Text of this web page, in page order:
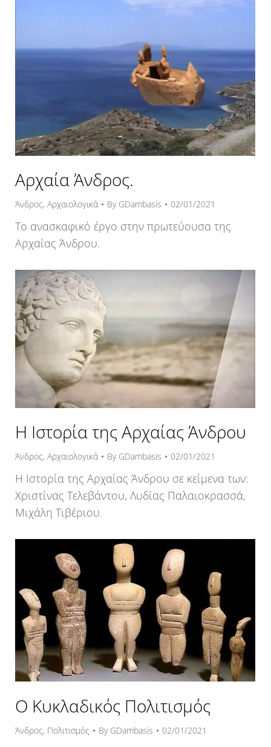
Αρχαία Άνδρος.
Άνδρος, Αρχαιολογικά By GDambasis 02/01/2021
Το ανασκαφικό έργο στην πρωτεύουσα της
Αρχαίας Άνδρου.
Η Ιστορία της Αρχαίας Άνδρου
Άνδρος, Αρχαιολογικά By GDambasis 02/01/2021
Η Ιστορία της Αρχαίας Άνδρου σε κείμενα των:
Χριστίνας Τελεβάντου, Λυδίας Παλαιοκρασσά,
Μιχάλη Τιβέριου.
Ο Κυκλαδικός Πολιτισμός
Άνδρος, Πολιτισμός By GDambasis 02/01/2021